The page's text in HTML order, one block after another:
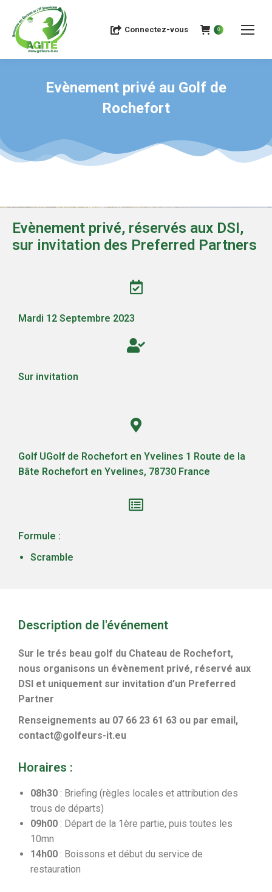
Connectez-vous 0
Evènement privé au Golf de
Rochefort
Evènement privé, réservés aux DSI,
sur invitation des Preferred Partners
Mardi 12 Septembre 2023
Sur invitation
Golf UGolf de Rochefort en Yvelines 1 Route de la
Bâte Rochefort en Yvelines, 78730 France
Formule :
Scramble
Description de l'événement
Sur le trés beau golf du Chateau de Rochefort,
nous organisons un évènement privé, réservé aux
DSI et uniquement sur invitation d’un Preferred
Partner
Renseignements au 07 66 23 61 63 ou par email,
contact@golfeurs-it.eu
Horaires :
08h30 : Briefing (règles locales et attribution des
trous de départs)
09h00 : Départ de la 1ère partie, puis toutes les
10mn
14h00 : Boissons et début du service de
restauration